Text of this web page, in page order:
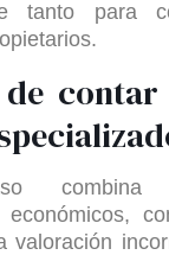
tanto para
combina
económicos,
valoración